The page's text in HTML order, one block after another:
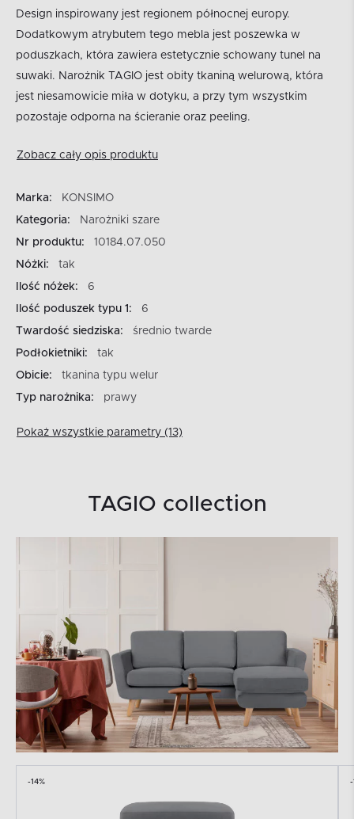
Design inspirowany jest regionem północnej europy.
Dodatkowym atrybutem tego mebla jest poszewka w
poduszkach, która zawiera estetycznie schowany tunel na
suwaki. Narożnik TAGIO jest obity tkaniną welurową, która
jest niesamowicie miła w dotyku, a przy tym wszystkim
pozostaje odporna na ścieranie oraz peeling.
Zobacz cały opis produktu
Marka:
KONSIMO
Kategoria:
Narożniki szare
Nr produktu:
10184.07.050
Nóżki:
tak
Ilość nóżek:
6
Ilość poduszek typu 1:
6
Twardość siedziska:
średnio twarde
Podłokietniki:
tak
Obicie:
tkanina typu welur
Typ narożnika:
prawy
Pokaż wszystkie parametry (13)
TAGIO collection
-14% -